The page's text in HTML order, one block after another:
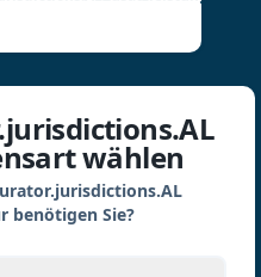
wählen
benötigen Sie?